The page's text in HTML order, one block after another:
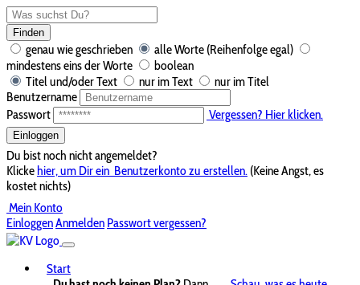
Finden
genau wie geschrieben
alle Worte (Reihenfolge egal)
mindestens eins der Worte
boolean
Titel und/oder Text
nur im Text
nur im Titel
Benutzername
Passwort
Vergessen? Hier klicken.
Einloggen
Du bist noch nicht angemeldet?
Klickehier, um Dir ein Benutzerkonto zu erstellen. (Keine Angst, es
kostet nichts)
Mein Konto
EinloggenAnmelden Passwort vergessen?
Start